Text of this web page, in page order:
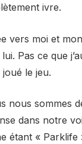
ivre.
vers moi et
Pas ce que
joué le jeu.
nous sommes
dans notre
étant «